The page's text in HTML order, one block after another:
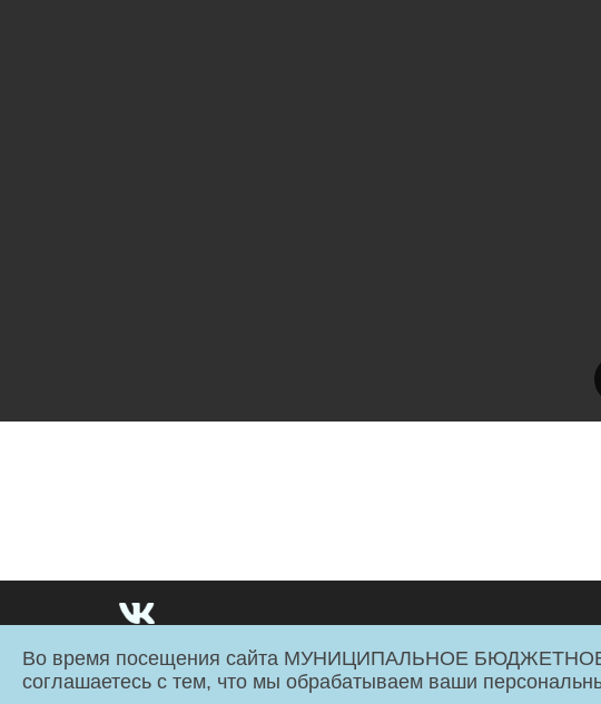
МБУК «Смоленский Планетарий» имени Ю.А. Гагарина © 2026
Администрация города Смоленска
Во время посещения сайта МУНИЦИПАЛЬНОЕ
соглашаетесь с тем, что мы обрабатываем ваши